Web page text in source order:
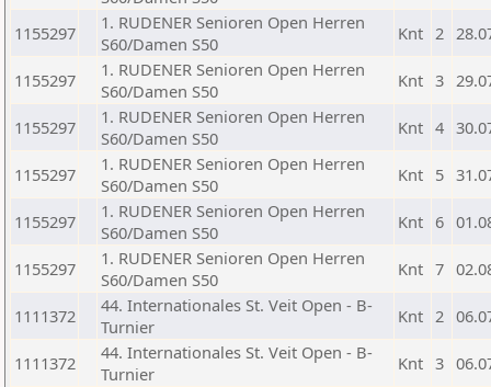
1155297
1. RUDENER Senioren Open Herren
S60/Damen S50
Knt 2
1155297
1. RUDENER Senioren Open Herren
S60/Damen S50
Knt 3
1155297
1. RUDENER Senioren Open Herren
S60/Damen S50
Knt 4
1155297
1. RUDENER Senioren Open Herren
S60/Damen S50
Knt 5
1155297
1. RUDENER Senioren Open Herren
S60/Damen S50
Knt 6
1155297
1. RUDENER Senioren Open Herren
S60/Damen S50
Knt 7
1111372
44. Internationales St. Veit Open - B-
Turnier
Knt 2
1111372
44. Internationales St. Veit Open - B-
Turnier
Knt 3